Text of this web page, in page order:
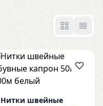
Нитки швейные